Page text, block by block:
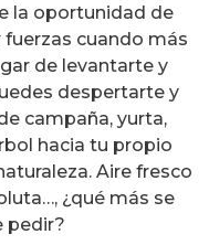
la oportunidad de
fuerzas cuando más
de levantarte y
despertarte y
campaña, yurta,
hacia tu propio
Aire fresco
¿qué más se
pedir?